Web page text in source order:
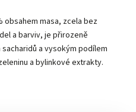
obsahem masa, zcela bez
a barviv, je přirozeně
a vysokým podílem
a bylinkové extrakty.